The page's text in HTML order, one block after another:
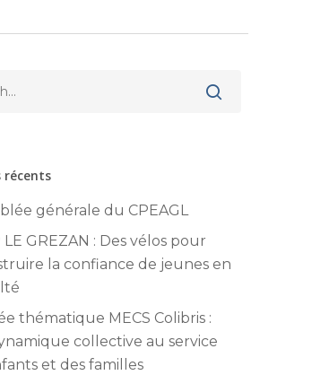
récents
générale du CPEAGL
LE GREZAN : Des vélos pour
la confiance de jeunes en
thématique MECS Colibris :
collective au service
et des familles